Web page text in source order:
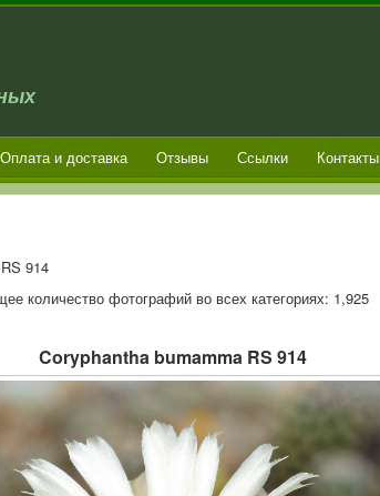
Оплата и доставка Отзывы Ссылки Контакты
914
количество фотографий во всех категориях: 1,925
Coryphantha bumamma RS 914